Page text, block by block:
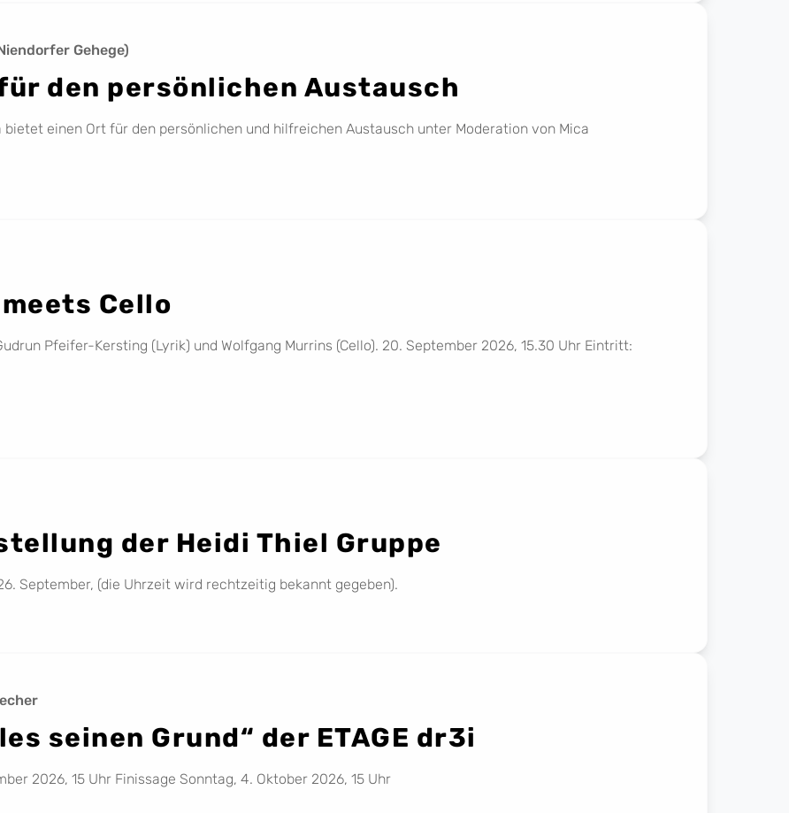
Gehege)
den persönlichen Austausch
einen Ort für den persönlichen und hilfreichen Austausch unter Moderation von Mica
Cello
Pfeifer-Kersting (Lyrik) und Wolfgang Murrins (Cello). 20. September 2026, 15.30 Uhr Eintritt:
der Heidi Thiel Gruppe
September, (die Uhrzeit wird rechtzeitig bekannt gegeben).
seinen Grund“ der ETAGE dr3i
2026, 15 Uhr Finissage Sonntag, 4. Oktober 2026, 15 Uhr